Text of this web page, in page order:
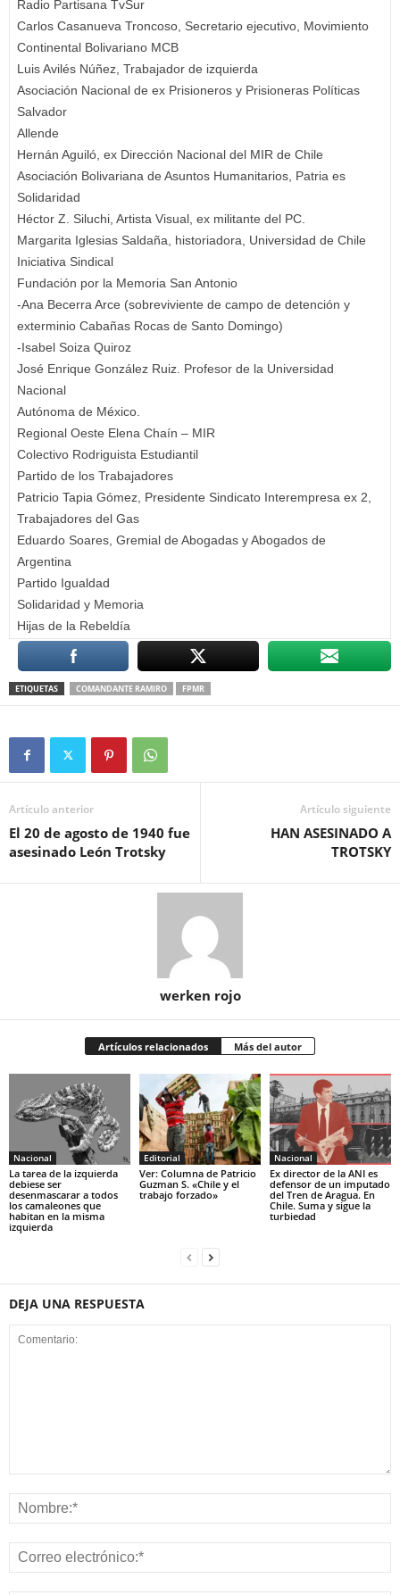
Radio Partisana TvSur
Carlos Casanueva Troncoso, Secretario ejecutivo, Movimiento
Continental Bolivariano MCB
Luis Avilés Núñez, Trabajador de izquierda
Asociación Nacional de ex Prisioneros y Prisioneras Políticas
Salvador
Allende
Hernán Aguiló, ex Dirección Nacional del MIR de Chile
Asociación Bolivariana de Asuntos Humanitarios, Patria es
Solidaridad
Héctor Z. Siluchi, Artista Visual, ex militante del PC.
Margarita Iglesias Saldaña, historiadora, Universidad de Chile
Iniciativa Sindical
Fundación por la Memoria San Antonio
-Ana Becerra Arce (sobreviviente de campo de detención y
exterminio Cabañas Rocas de Santo Domingo)
-Isabel Soiza Quiroz
José Enrique González Ruiz. Profesor de la Universidad
Nacional
Autónoma de México.
Regional Oeste Elena Chaín – MIR
Colectivo Rodriguista Estudiantil
Partido de los Trabajadores
Patricio Tapia Gómez, Presidente Sindicato Interempresa ex 2,
Trabajadores del Gas
Eduardo Soares, Gremial de Abogadas y Abogados de
Argentina
Partido Igualdad
Solidaridad y Memoria
Hijas de la Rebeldía
ETIQUETAS COMANDANTE RAMIRO FPMR
Artículo anterior
El 20 de agosto de 1940 fue
asesinado León Trotsky
Artículo siguiente
HAN ASESINADO A
TROTSKY
werken rojo
Artículos relacionados Más del autor
Nacional
La tarea de la izquierda
debiese ser
desenmascarar a todos
los camaleones que
habitan en la misma
izquierda
Editorial
Ver: Columna de Patricio
Guzman S. «Chile y el
trabajo forzado»
Nacional
Ex director de la ANI es
defensor de un imputado
del Tren de Aragua. En
Chile. Suma y sigue la
turbiedad
DEJA UNA RESPUESTA